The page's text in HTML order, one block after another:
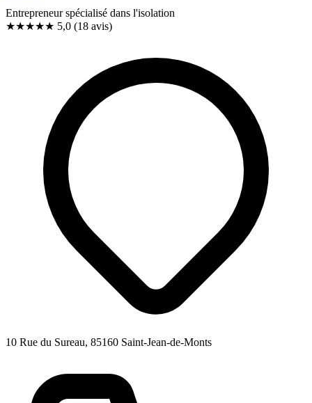
Entrepreneur spécialisé dans l'isolation
★★★★★ 5,0 (18 avis)
10 Rue du Sureau, 85160 Saint-Jean-de-Monts